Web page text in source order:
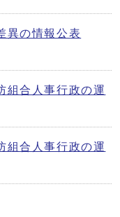
異の情報公表
組合人事行政の運
組合人事行政の運